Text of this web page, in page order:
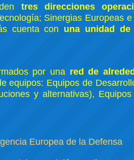
tres direcciones
Sinergias Europeas
cuenta con una unidad
por una red de
equipos: Equipos de
y alternativas),
Europea de la Defensa